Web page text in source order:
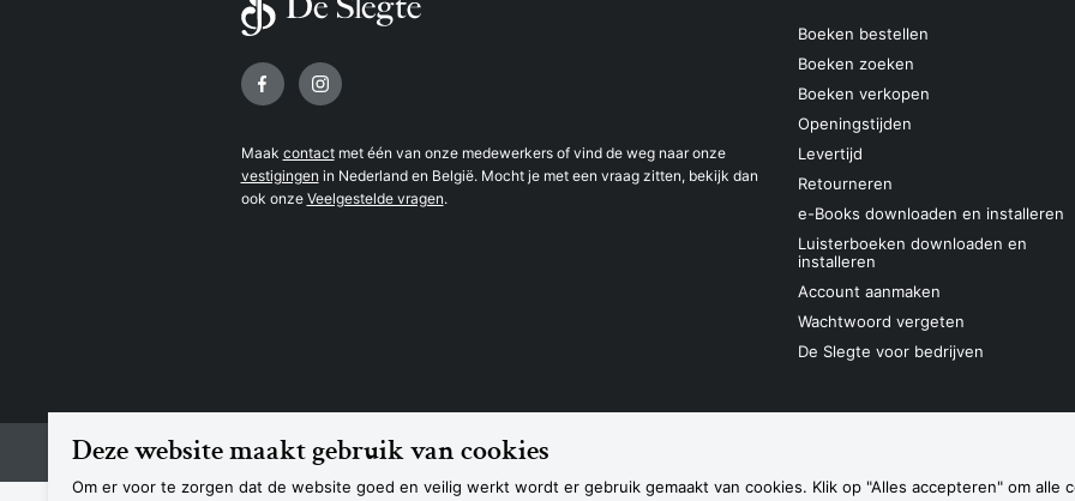
Deze website maakt gebruik van cookies
Om er voor te zorgen dat de website goed en veilig werkt wordt er gebruik gemaakt van cookies. Klik op "Alles accepteren" om alle
Volg ons op
Maak contactmet één van onze medewerkers of vind de weg naar onze
vestigingen in Nederland en België. Mocht je met een vraag zitten, bekijk dan
ook onze Veelgestelde vragen.
Boeken bestellen
Boeken zoeken
Boeken verkopen
Openingstijden
Levertijd
Retourneren
e-Books downloaden en installeren
Luisterboeken downloaden en
installeren
Account aanmaken
Wachtwoord vergeten
De Slegte voor bedrijven
Navigatie
© 2026 Boekhandel De Slegte